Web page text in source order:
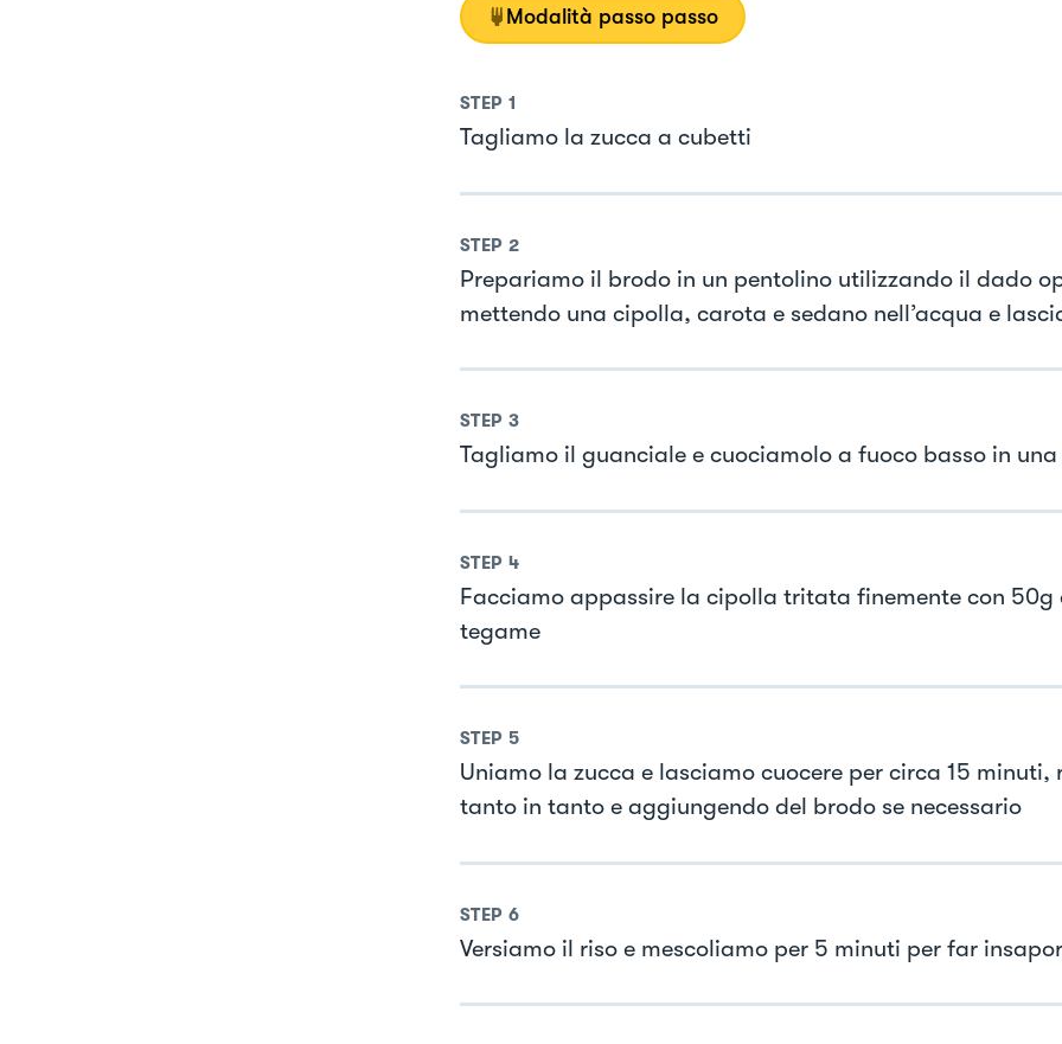
Modalità passo passo
STEP 1
Tagliamo la zucca a cubetti
STEP 2
Prepariamo il brodo in un pentolino utilizzando il dado
mettendo una cipolla, carota e sedano nell’acqua e
STEP 3
Tagliamo il guanciale e cuociamolo a fuoco basso in
STEP 4
Facciamo appassire la cipolla tritata finemente con 50g
tegame
STEP 5
Uniamo la zucca e lasciamo cuocere per circa 15
tanto in tanto e aggiungendo del brodo se necessario
STEP 6
Versiamo il riso e mescoliamo per 5 minuti per far